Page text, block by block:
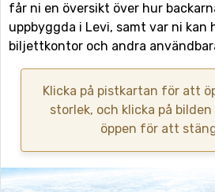
får ni en översikt över hur
uppbyggda i Levi, samt var ni kan
biljettkontor och andra
Klicka på pistkartan för att
storlek, och klicka på
öppen för att